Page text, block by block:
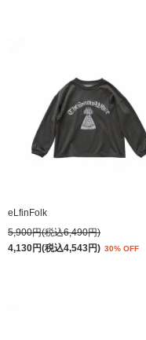
eLfinFolk
5,900円(税込6,490円)
4,130円(税込4,543円) 30% OFF